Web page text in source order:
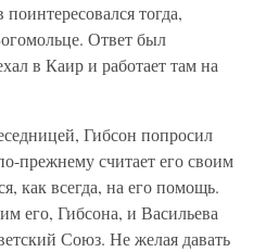
тогда,
Ответ был
в Каир и работает там на
Гибсон попросил
прежнему считает его своим
как всегда, на его помощь.
его, Гибсона, и Васильева
Союз. Не желая давать